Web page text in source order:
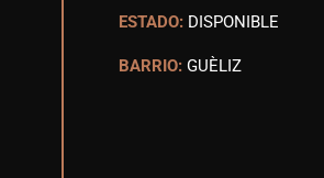
ESTADO: DISPONIBLE
BARRIO: GUÈLIZ